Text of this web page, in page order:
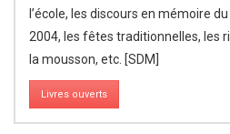
l’école, les discours en mémoire
2004, les fêtes traditionnelles, les
la mousson, etc. [SDM]
Livres ouverts